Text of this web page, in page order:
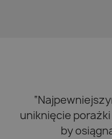
uniknięcie
by